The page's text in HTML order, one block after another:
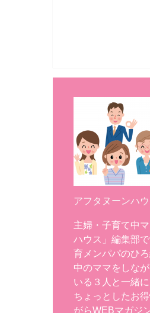
アフタヌーンハ
主婦・子育て中
ハウス」編集部
育メンパパのひ
中のママをしな
いる３人と一緒
ちょっとしたお
がらWEBマガジ